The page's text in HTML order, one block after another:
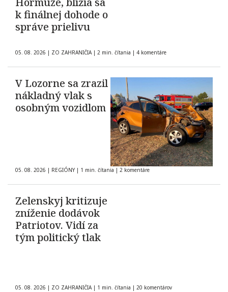
k finálnej dohode o
správe prielivu
05. 08. 2026 | ZO ZAHRANIČIA | 2 min. čítania | 4 komentáre
V Lozorne sa zrazil
nákladný vlak s
osobným vozidlom
05. 08. 2026 | REGIÓNY | 1 min. čítania | 2 komentáre
Zelenskyj kritizuje
zníženie dodávok
Patriotov. Vidí za
tým politický tlak
05. 08. 2026 | ZO ZAHRANIČIA | 1 min. čítania | 20 komentárov